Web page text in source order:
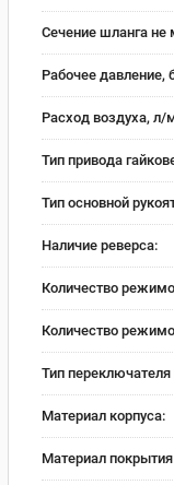
Сечение шланга
Рабочее давление,
Расход воздуха, л/
Тип привода
Тип основной
Наличие реверса:
Количество
Количество
Тип
Материал корпуса:
Материал покрытия